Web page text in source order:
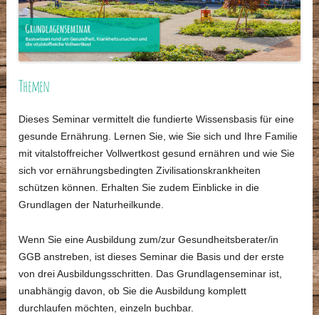
Themen
Dieses Seminar vermittelt die fundierte Wissensbasis für eine
gesunde Ernährung. Lernen Sie, wie Sie sich und Ihre Familie
mit vitalstoffreicher Vollwertkost gesund ernähren und wie Sie
sich vor ernährungsbedingten Zivilisationskrankheiten
schützen können. Erhalten Sie zudem Einblicke in die
Grundlagen der Naturheilkunde.
Wenn Sie eine Ausbildung zum/zur Gesundheitsberater/in
GGB anstreben, ist dieses Seminar die Basis und der erste
von drei Ausbildungsschritten. Das Grundlagenseminar ist,
unabhängig davon, ob Sie die Ausbildung komplett
durchlaufen möchten, einzeln buchbar.